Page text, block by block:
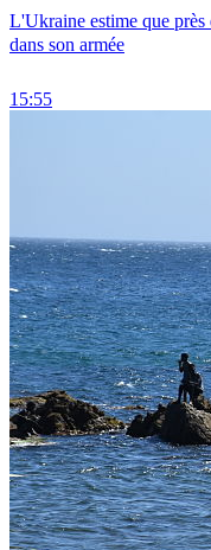
L'Ukraine estime que près
dans son armée
15:55